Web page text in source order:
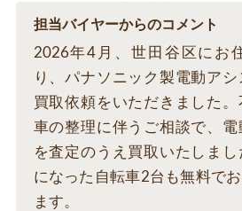
担当バイヤーからのコメント
2026年4月、世田谷区にお
り、パナソニック製電動ア
買取依頼をいただきました
車の整理に伴うご相談で、
を査定のうえ買取いたしま
になった自転車2台も無料で
ます。